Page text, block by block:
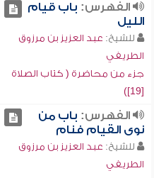
الفهرس: باب قيام
الليل
للشيخ: عبد العزيز بن مرزوق
الطريفي
جزء من محاضرة ( كتاب الصلاة
[19])
الفهرس: باب من
نوى القيام فنام
للشيخ: عبد العزيز بن مرزوق
الطريفي